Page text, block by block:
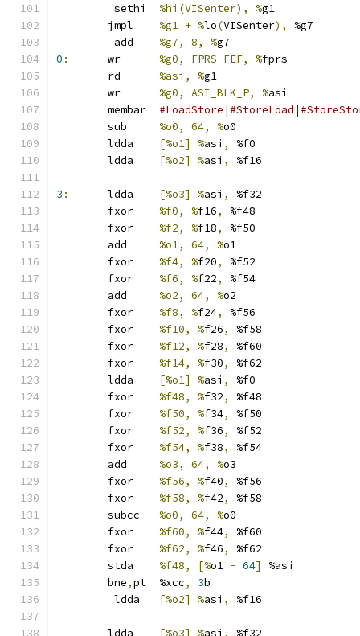
%hi(VISenter), %g1
%g1 + %lo(VISenter),
%g7
%g7, 8, %g7
0 : %g0, FPRS_FEF, %fprs
%asi, %g1
%g0, ASI_BLK_P, %asi
%o0, 64, %o0
[%o1] %asi ,
%f0
[%o2] %asi , %f16
3 : [%o3] %asi ,
%f32
%f0, %f16,
%f48
%f2, %f18,
%f50
%o1, 64, %o1
%f4, %f20,
%f52
%f6, %f22,
%f54
%o2, 64, %o2
%f8, %f24,
%f56
%f10, %f26,
%f58
%f12, %f28,
%f60
%f14, %f30,
%f62
[%o1] %asi ,
%f0
%f48, %f32,
%f48
%f50, %f34,
%f50
%f52, %f36,
%f52
%f54, %f38,
%f54
%o3, 64, %o3
%f56, %f40,
%f56
%f58, %f42,
%f58
%o0, 64, %o0
%f60, %f44,
%f60
%f62, %f46,
%f62
%f48, [%o1 - 64]
%asi
	bne
, pt	%xcc, 3b
[%o2] %asi , %f16
[%o3] %asi ,
%f32